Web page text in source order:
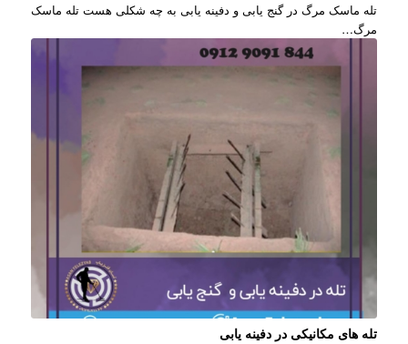
تله ماسک مرگ در گنج یابی و دفینه یابی به چه شکلی هست تله ماسک
مرگ…
تله های مکانیکی در دفینه یابی